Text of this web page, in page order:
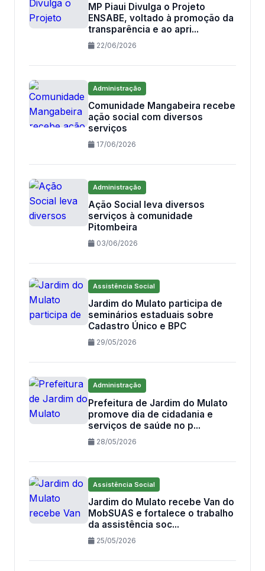
MP Piaui Divulga o Projeto
ENSABE, voltado à promoção da
transparência e ao apri...
22/06/2026
Administração
Comunidade Mangabeira recebe
ação social com diversos
serviços
17/06/2026
Administração
Ação Social leva diversos
serviços à comunidade
Pitombeira
03/06/2026
Assistência Social
Jardim do Mulato participa de
seminários estaduais sobre
Cadastro Único e BPC
29/05/2026
Administração
Prefeitura de Jardim do Mulato
promove dia de cidadania e
serviços de saúde no p...
28/05/2026
Assistência Social
Jardim do Mulato recebe Van do
MobSUAS e fortalece o trabalho
da assistência soc...
25/05/2026